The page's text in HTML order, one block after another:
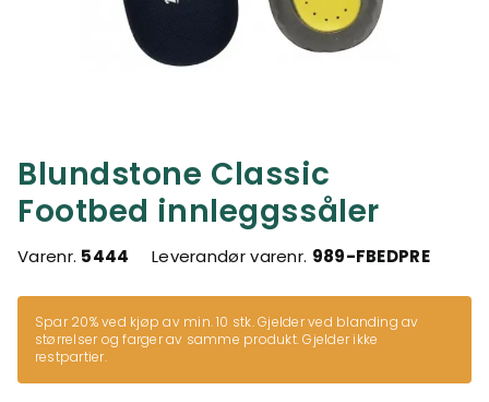
Blundstone Classic
Footbed innleggssåler
Varenr. 5444 Leverandør varenr. 989-FBEDPRE
Spar 20% ved kjøp av min. 10 stk. Gjelder ved blanding av
størrelser og farger av samme produkt. Gjelder ikke
restpartier.